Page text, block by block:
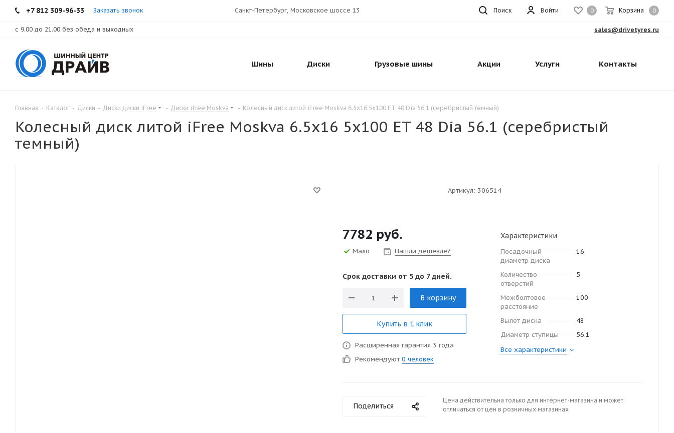
+7 812 309-96-33 Заказать звонок 0 Корзина 0
Войти
Санкт-Петербург, Московское шоссе 13 Поиск
с 9.00 до 21.00 без обеда и выходных sales@drivetyres.ru
Шины Диски Грузовые шины Акции Услуги Контакты
Главная - Каталог - Диски - Диски диски iFree - Диски ifree Moskva - Колесный диск литой iFree Moskva 6.5x16 5x100 ET 48 Dia 56.1 (серебристый темный)
Колесный диск литой iFree Moskva 6.5x16 5x100 ET 48 Dia 56.1 (серебристый
темный)
Артикул: 306514
7782 руб.
Мало Нашли дешевле?
Срок доставки от 5 до 7 дней.
В корзину
Купить в 1 клик
Расширенная гарантия 3 года
Рекомендуют 0 человек
Характеристики
Посадочный
диаметр диска
16
Количество
отверстий
5
Межболтовое
расстояние
100
Вылет диска
48
Диаметр ступицы
56.1
Все характеристики
Поделиться
Цена действительна только для интернет-магазина и может
отличаться от цен в розничных магазинах